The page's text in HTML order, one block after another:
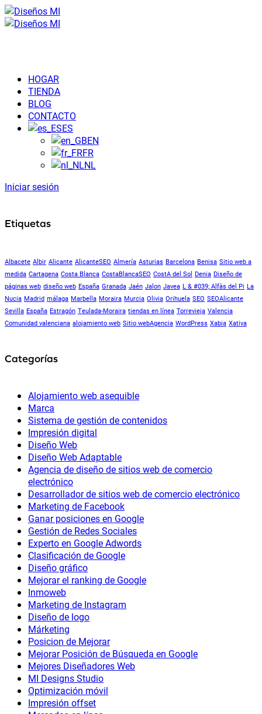
HOGAR
TIENDA
BLOG
CONTACTO
ES
EN
FR
NL
Iniciar sesión
Etiquetas
Albacete Albir Alicante AlicanteSEO Almería Asturias Barcelona Benisa Sitio web a
medida Cartagena Costa Blanca CostaBlancaSEO CostA del Sol Denia Diseño de
páginas web diseño web España Granada Jaén Jalon Javea L & #039; Alfàs del Pi La
Nucia Madrid málaga Marbella Moraira Murcia Olivia Orihuela SEO SEOAlicante
Sevilla España Estragón Teulada-Moraira tiendas en línea Torrevieja Valencia
Comunidad valenciana alojamiento web Sitio webAgencia WordPress Xabia Xativa
Categorías
Alojamiento web asequible
Marca
Sistema de gestión de contenidos
Impresión digital
Diseño Web
Diseño Web Adaptable
Agencia de diseño de sitios web de comercio
electrónico
Desarrollador de sitios web de comercio electrónico
Marketing de Facebook
Ganar posiciones en Google
Gestión de Redes Sociales
Experto en Google Adwords
Clasificación de Google
Diseño gráfico
Mejorar el ranking de Google
Inmoweb
Marketing de Instagram
Diseño de logo
Márketing
Posicion de Mejorar
Mejorar Posición de Búsqueda en Google
Mejores Diseñadores Web
MI Designs Studio
Optimización móvil
Impresión offset